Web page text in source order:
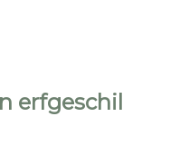
erfgeschil